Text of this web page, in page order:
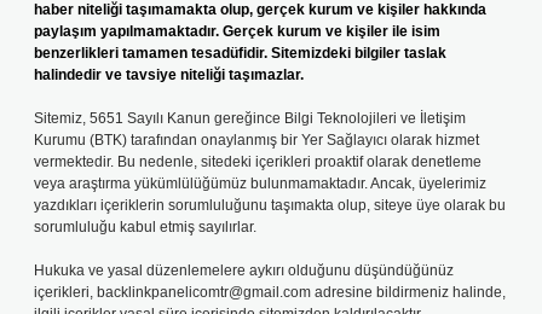
haber niteliği taşımamakta olup, gerçek kurum ve kişiler hakkında
paylaşım yapılmamaktadır. Gerçek kurum ve kişiler ile isim
benzerlikleri tamamen tesadüfidir. Sitemizdeki bilgiler taslak
halindedir ve tavsiye niteliği taşımazlar.
Sitemiz, 5651 Sayılı Kanun gereğince Bilgi Teknolojileri ve İletişim
Kurumu (BTK) tarafından onaylanmış bir Yer Sağlayıcı olarak hizmet
vermektedir. Bu nedenle, sitedeki içerikleri proaktif olarak denetleme
veya araştırma yükümlülüğümüz bulunmamaktadır. Ancak, üyelerimiz
yazdıkları içeriklerin sorumluluğunu taşımakta olup, siteye üye olarak bu
sorumluluğu kabul etmiş sayılırlar.
Hukuka ve yasal düzenlemelere aykırı olduğunu düşündüğünüz
içerikleri, backlinkpanelicomtr@gmail.com adresine bildirmeniz halinde,